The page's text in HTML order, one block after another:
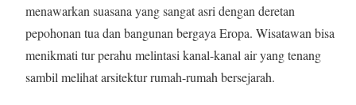
menawarkan suasana yang sangat asri dengan deretan
pepohonan tua dan bangunan bergaya Eropa. Wisatawan bisa
menikmati tur perahu melintasi kanal-kanal air yang tenang
sambil melihat arsitektur rumah-rumah bersejarah.